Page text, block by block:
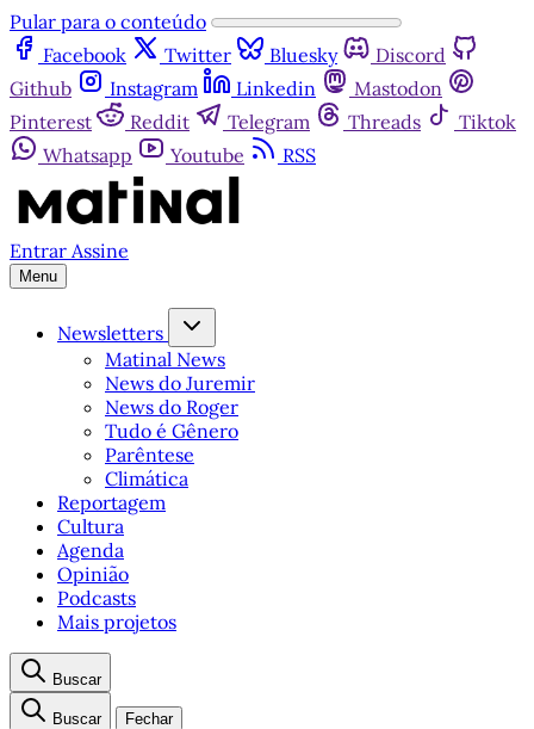
Pular para o conteúdo
Facebook
Twitter Bluesky
Discord
Github
Instagram Linkedin
Mastodon
Pinterest
Reddit Telegram Threads
Tiktok
Whatsapp
Youtube RSS
Entrar Assine
Menu
Newsletters
Matinal News
News do Juremir
News do Roger
Tudo é Gênero
Parêntese
Climática
Reportagem
Cultura
Agenda
Opinião
Podcasts
Mais projetos
Buscar
Buscar Fechar